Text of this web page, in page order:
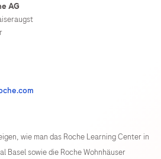
AG
wie man das Roche Learning Center in
Basel sowie die Roche Wohnhäuser